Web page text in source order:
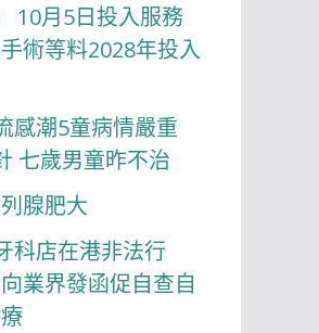
10月5日投入服務
術等料2028年投入
感潮5童病情嚴重
七歲男童昨不治
腺肥大
科店在港非法行
業界發函促自查自